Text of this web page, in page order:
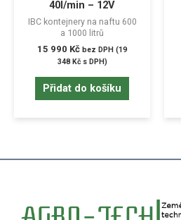
40l/min – 12V
IBC kontejnery na naftu 600
a 1000 litrů
15 990 Kč bez DPH (19
348 Kčs DPH)
Přidat do košíku